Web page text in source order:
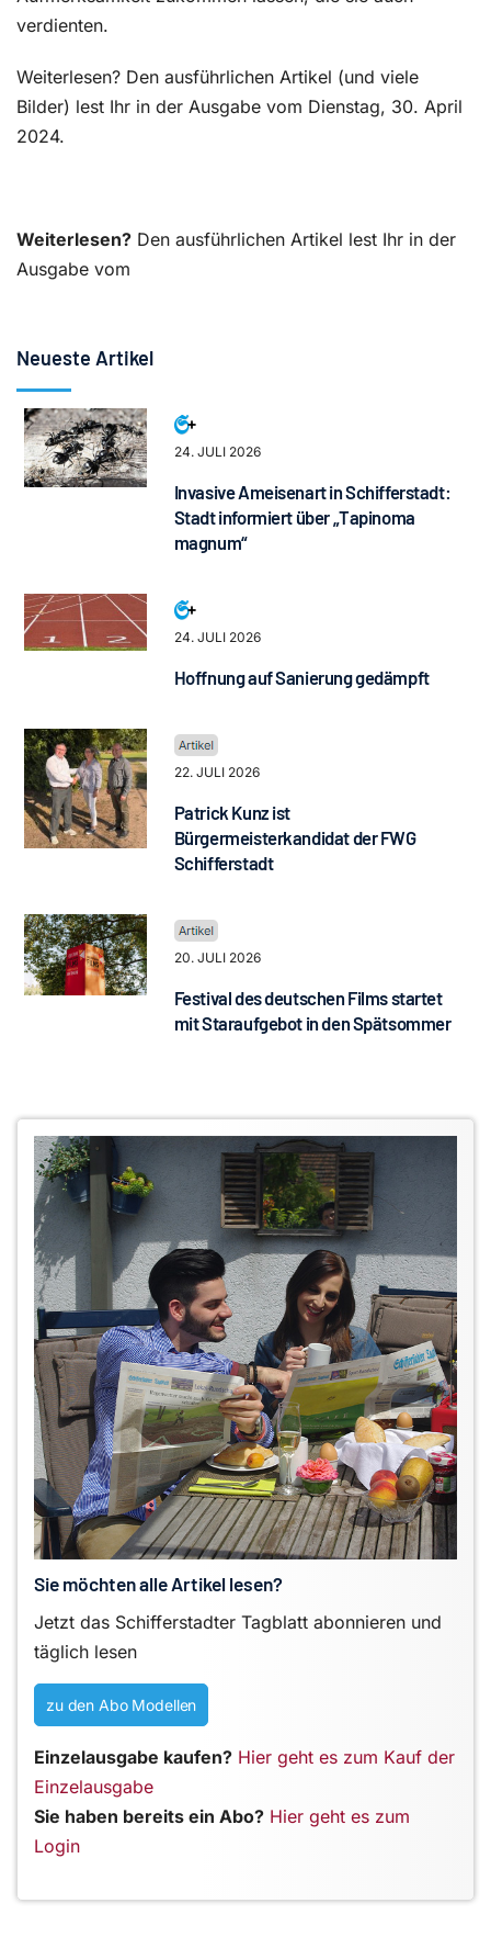
verdienten.
Weiterlesen? Den ausführlichen Artikel (und viele
Bilder) lest Ihr in der Ausgabe vom Dienstag, 30. April
2024.
Weiterlesen? Den ausführlichen Artikel lest Ihr in der
Ausgabe vom
Neueste Artikel
24. JULI 2026
Invasive Ameisenart in Schifferstadt:
Stadt informiert über „Tapinoma
magnum“
24. JULI 2026
Hoffnung auf Sanierung gedämpft
22. JULI 2026
Patrick Kunz ist
Bürgermeisterkandidat der FWG
Schifferstadt
20. JULI 2026
Festival des deutschen Films startet
mit Staraufgebot in den Spätsommer
Sie möchten alle Artikel lesen?
Jetzt das Schifferstadter Tagblatt abonnieren und
täglich lesen
zu den Abo Modellen
Einzelausgabe kaufen? Hier geht es zum Kauf der
Einzelausgabe
Sie haben bereits ein Abo? Hier geht es zum
Login